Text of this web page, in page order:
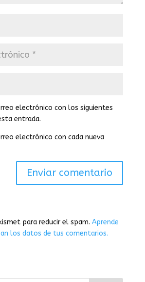
electrónico con los siguientes
entrada.
electrónico con cada nueva
para reducir el spam. Aprende
los datos de tus comentarios.